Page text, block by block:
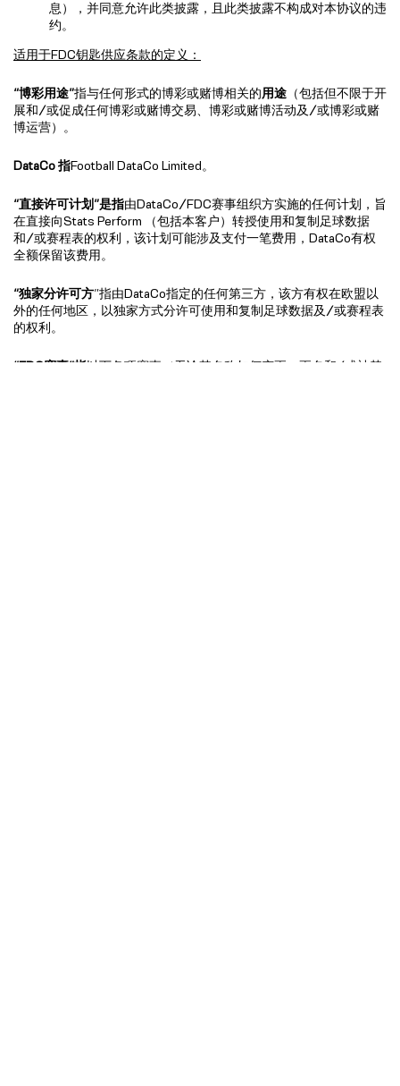
息），并同意允许此类披露，且此类披露不构成对本协议的违
约。
适用于FDC钥匙供应条款的定义：
“博彩用途”指与任何形式的博彩或赌博相关的用途 （包括但不限于开
展和/或促成任何博彩或赌博交易、博彩或赌博活动及/或博彩或赌
博运营）。
DataCo 指Football DataCo Limited。
“直接许可计划”是指由DataCo/FDC赛事组织方实施的任何计划，旨
在直接向Stats Perform （包括本客户）转授使用和复制足球数据
和/或赛程表的权利，该计划可能涉及支付一笔费用，DataCo有权
全额保留该费用。
“独家分许可方”指由DataCo指定的任何第三方，该方有权在欧盟以
外的任何地区，以独家方式分许可使用和复制足球数据及/或赛程表
的权利。
“FDC赛事”指以下各项赛事（无论其名称如何变更、更名和/或被替